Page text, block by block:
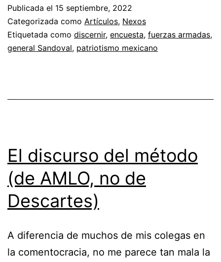
Publicada el 15 septiembre, 2022
Categorizada como Artículos, Nexos
Etiquetada como discernir, encuesta, fuerzas armadas,
general Sandoval, patriotismo mexicano
El discurso del método
(de AMLO, no de
Descartes)
A diferencia de muchos de mis colegas en
la comentocracia, no me parece tan mala la